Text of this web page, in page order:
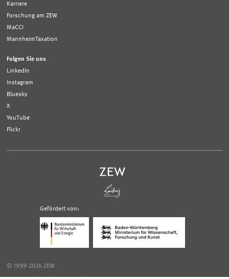
Karriere
Forschung am ZEW
MaCCI
MannheimTaxation
Folgen Sie uns
LinkedIn
Instagram
Bluesky
X
YouTube
Flickr
Gefördert von:
Bundesministerium
Wirtschaft
Link
Ministerium
© 1999-2026 ZEW